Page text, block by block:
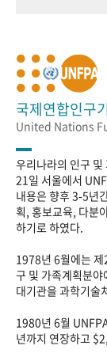
국제연합인구
United Nations
우리나라의 인구
21일 서울에서
내용은 향후 3-5년
획, 홍보교육, 다분
하기로 하였다.
1978년 6월에는
구 및 가족계획분
대기관을 과학기술
1980년 6월
년까지 연장하고